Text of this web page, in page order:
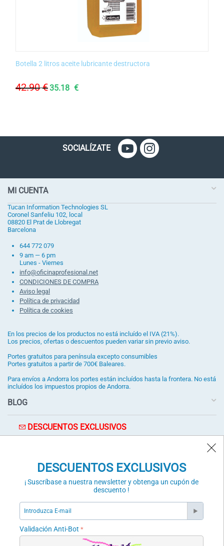
Botella 2 litros aceite lubricante destructora
42.90 €35.18 €
SOCIALÍZATE
MI CUENTA
Tucan Information Technologies SL
Coronel Sanfeliu 102, local
08820 El Prat de Llobregat
Barcelona
644 772 079
9 am — 6 pm
Lunes - Viernes
info@oficinaprofesional.net
CONDICIONES DE COMPRA
Aviso legal
Política de privacidad
Política de cookies
En los precios de los productos no está incluído el IVA (21%).
Los precios, ofertas o descuentos pueden variar sin previo aviso.
Portes gratuitos para península excepto consumibles
Portes gratuitos a partir de 700€ Baleares.
Para envíos a Andorra los portes están incluídos hasta la frontera. No está
incluídos los impuestos propios de Andorra.
BLOG
DESCUENTOS EXCLUSIVOS
¡ Suscríbase a nuestra newsletter y obtenga un cupón de
SUSCRÍBETE
Validación Anti-Bot
Puede darse de baja en cualquier momento a través del enlace de la
DESCUENTOS EXCLUSIVOS
¡ Suscríbase a nuestra newsletter y obtenga un cupón de
descuento !
Validación Anti-Bot